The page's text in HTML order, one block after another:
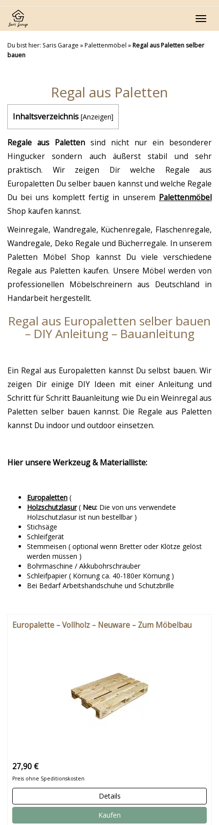
Skip
main
content
Du bist hier: Saris Garage »Palettenmöbel »Regal aus Paletten selber
bauen
Regal aus Paletten
Inhaltsverzeichnis [Anzeigen]
Regale aus Paletten sind nicht nur ein besonderer
Hingucker sondern auch äußerst stabil und sehr
praktisch. Wir zeigen Dir welche Regale aus
Europaletten Du selber bauen kannst und welche Regale
Du bei uns komplett fertig in unserem Palettenmöbel
Shop kaufen kannst.
Weinregale, Wandregale, Küchenregale, Flaschenregale,
Wandregale, Deko Regale und Bücherregale. In unserem
Paletten Möbel Shop kannst Du viele verschiedene
Regale aus Paletten kaufen. Unsere Möbel werden von
professionellen Möbelschreinern aus Deutschland in
Handarbeit hergestellt.
Regal aus Europaletten selber bauen
– DIY Anleitung – Bauanleitung
Ein Regal aus Europaletten kannst Du selbst bauen. Wir
zeigen Dir einige DIY Ideen mit einer Anleitung und
Schritt für Schritt Bauanleitung wie Du ein Weinregal aus
Paletten selber bauen kannst. Die Regale aus Paletten
kannst Du indoor und outdoor einsetzen.
Hier unsere Werkzeug & Materialliste:
Europaletten (
Holzschutzlasur( Neu: Die von uns verwendete
Holzschutzlasur ist nun bestellbar )
Stichsäge
Schleifgerät
Stemmeisen ( optional wenn Bretter oder Klötze gelöst
werden müssen )
Bohrmaschine / Akkubohrschrauber
Schleifpapier ( Körnung ca. 40-180er Körnung )
Bei Bedarf Arbeitshandschuhe und Schutzbrille
Europalette – Vollholz – Neuware – Zum Möbelbau
27,90 €
Preis ohne Speditionskosten
Details
Kaufen